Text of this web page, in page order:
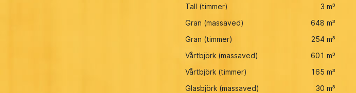
Tall (timmer)
3 m³
Gran (massaved)
648 m³
Gran (timmer)
254 m³
Vårtbjörk (massaved)
601 m³
Vårtbjörk (timmer)
165 m³
Glasbjörk (massaved)
30 m³